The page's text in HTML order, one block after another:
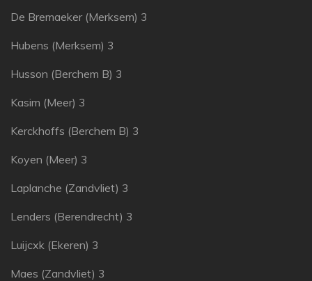
De Bremaeker (Merksem) 3
Hubens (Merksem) 3
Husson (Berchem B) 3
Kasim (Meer) 3
Kerckhoffs (Berchem B) 3
Koyen (Meer) 3
Laplanche (Zandvliet) 3
Lenders (Berendrecht) 3
Luijcxk (Ekeren) 3
Maes (Zandvliet) 3